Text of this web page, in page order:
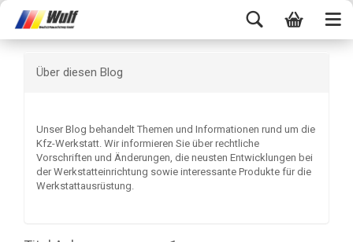
Über diesen Blog
Unser Blog behandelt Themen und Informationen rund um die
Kfz-Werkstatt. Wir informieren Sie über rechtliche
Vorschriften und Änderungen, die neusten Entwicklungen bei
der Werkstatteinrichtung sowie interessante Produkte für die
Werkstattausrüstung.